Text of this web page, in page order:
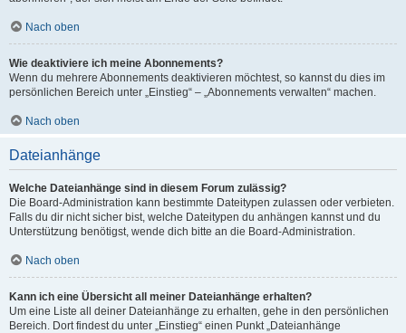
Nach oben
Wie deaktiviere ich meine Abonnements?
Wenn du mehrere Abonnements deaktivieren möchtest, so kannst du dies im
persönlichen Bereich unter „Einstieg“ – „Abonnements verwalten“ machen.
Nach oben
Dateianhänge
Welche Dateianhänge sind in diesem Forum zulässig?
Die Board-Administration kann bestimmte Dateitypen zulassen oder verbieten.
Falls du dir nicht sicher bist, welche Dateitypen du anhängen kannst und du
Unterstützung benötigst, wende dich bitte an die Board-Administration.
Nach oben
Kann ich eine Übersicht all meiner Dateianhänge erhalten?
Um eine Liste all deiner Dateianhänge zu erhalten, gehe in den persönlichen
Bereich. Dort findest du unter „Einstieg“ einen Punkt „Dateianhänge